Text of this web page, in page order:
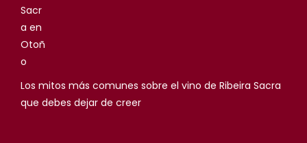
Los mitos más comunes sobre el vino de Ribeira Sacra
que debes dejar de creer